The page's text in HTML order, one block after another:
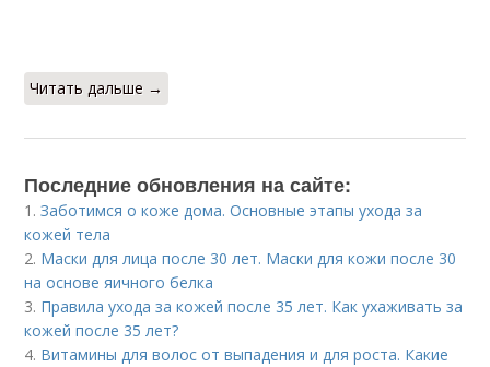
Читать дальше →
Последние обновления на сайте:
1.Заботимся о коже дома. Основные этапы ухода за
кожей тела
2. Маски для лица после 30 лет. Маски для кожи после 30
на основе яичного белка
3. Правила ухода за кожей после 35 лет. Как ухаживать за
кожей после 35 лет?
4. Витамины для волос от выпадения и для роста. Какие